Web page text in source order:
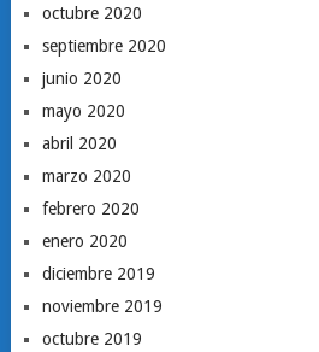
octubre 2020
septiembre 2020
junio 2020
mayo 2020
abril 2020
marzo 2020
febrero 2020
enero 2020
diciembre 2019
noviembre 2019
octubre 2019